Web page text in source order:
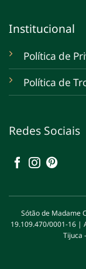
Institucional
Política de
Política de
Redes Sociais
Sótão de Madame
19.109.470/0001-16 |
Tijuca